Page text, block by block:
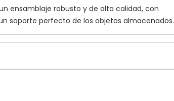
ensamblaje robusto y de alta calidad, con
soporte perfecto de los objetos almacenados.